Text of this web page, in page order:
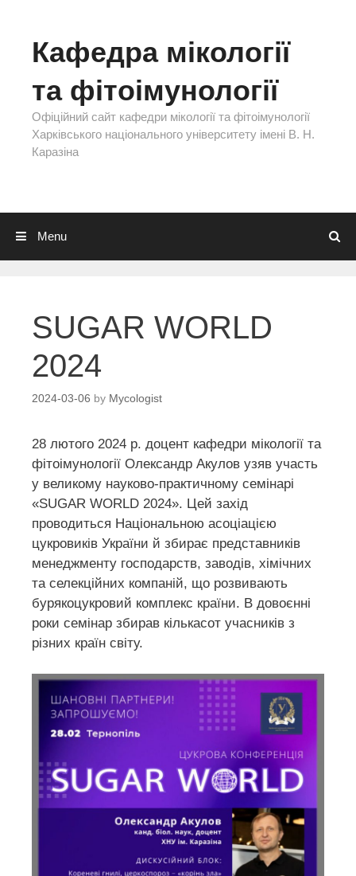
Кафедра мікології
та фітоімунології
Офіційний сайт кафедри мікології та фітоімунології
Харківського національного університету імені В. Н.
Каразіна
Menu
SUGAR WORLD
2024
2024-03-06 by Mycologist
28 лютого 2024 р. доцент кафедри мікології та
фітоімунології Олександр Акулов узяв участь
у великому науково-практичному семінарі
«SUGAR WORLD 2024». Цей захід
проводиться Національною асоціацією
цукровиків України й збирає представників
менеджменту господарств, заводів, хімічних
та селекційних компаній, що розвивають
бурякоцукровий комплекс країни. В довоєнні
роки семінар збирав кількасот учасників з
різних країн світу.